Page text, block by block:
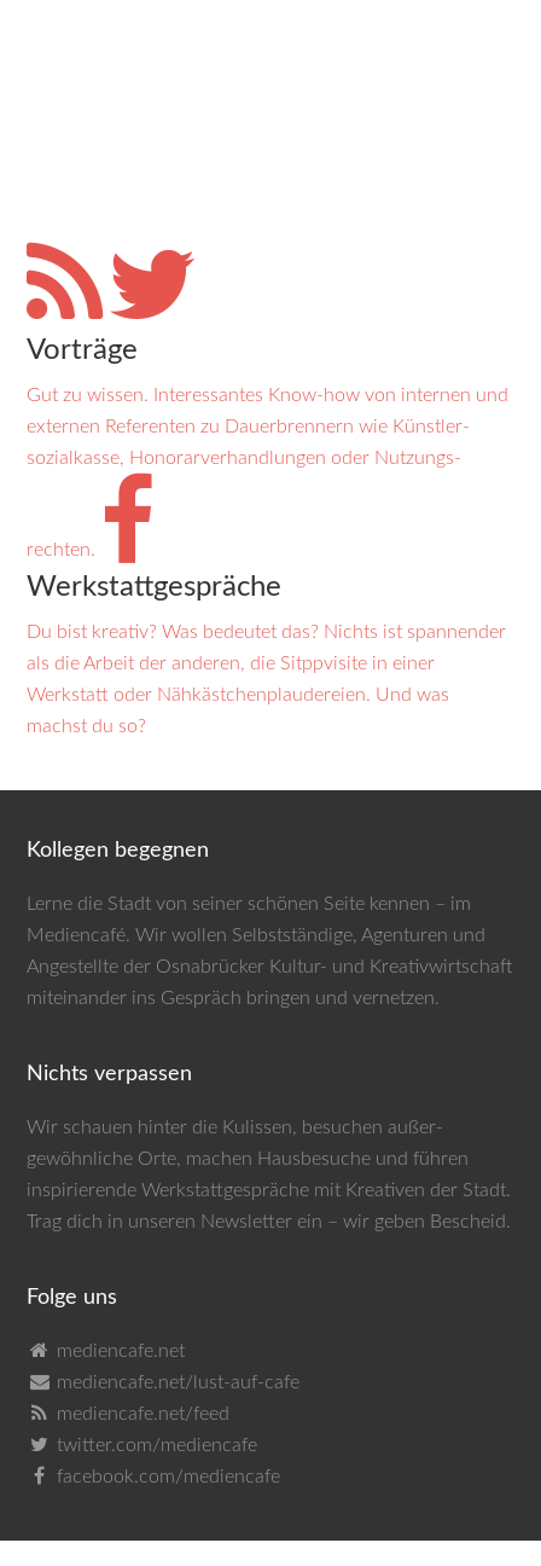
Vorträge
Gut zu wissen. Inter­essantes Know-how von internen und
externen Referenten zu Dauer­brennern wie Künstler­
sozial­kasse, Honorar­verhand­lungen oder Nutzungs­
rechten.
Werkstattgespräche
Du bist kreativ? Was bedeutet das? Nichts ist span­nender
als die Arbeit der anderen, die Sitpp­visite in einer
Werkstatt oder Näh­käst­chen­plauder­eien. Und was
machst du so?
Kollegen begegnen
Lerne die Stadt von seiner schönen Seite kennen – im
Mediencafé. Wir wollen Selbst­ständige, Agenturen und
Angestellte der Osnabrücker Kultur- und Kreativwirtschaft
miteinander ins Gespräch bringen und vernetzen.
Nichts verpassen
Wir schauen hinter die Kulissen, besuchen außer­
gewöhnliche Orte, machen Haus­besuche und führen
inspirierende Werkstatt­gespräche mit Kreativen der Stadt.
Trag dich in unseren Newsletter ein – wir geben Bescheid.
Folge uns
mediencafe.net
mediencafe.net/lust-auf-cafe
mediencafe.net/feed
twitter.com/mediencafe
facebook.com/mediencafe